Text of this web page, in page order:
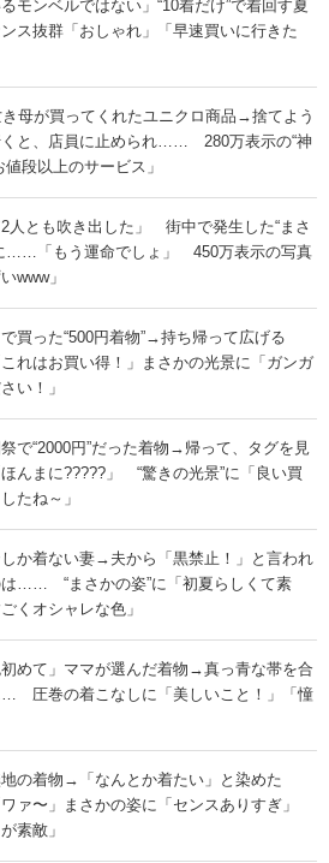
るモンベルではない」“10着だけ”で着回す夏
ス抜群「おしゃれ」「早速買いに行きた
き母が買ってくれたユニクロ商品→捨てよう
くと、店員に止められ…… 280万表示の“神
値段以上のサービス」
2人とも吹き出した」 街中で発生した“まさ
……「もう運命でしょ」 450万表示の写真
www」
買った“500円着物”→持ち帰って広げる
はお買い得！」まさかの光景に「ガンガ
い！」
で“2000円”だった着物→帰って、タグを見
んまに?????」 “驚きの光景”に「良い買
たね～」
か着ない妻→夫から「黒禁止！」と言われ
は…… “まさかの姿”に「初夏らしくて素
くオシャレな色」
初めて」ママが選んだ着物→真っ青な帯を合
圧巻の着こなしに「美しいこと！」「憧
の着物→「なんとか着たい」と染めた
〜」まさかの姿に「センスありすぎ」
素敵」